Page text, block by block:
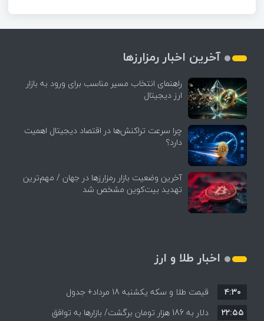
آخرین اخبار رمزارزها
راهنمای انتخاب مسیر مناسب برای ورود به بازار
ارز دیجیتال
چرا سرعت تراکنش‌ها در اقتصاد دیجیتال اهمیت
دارد؟
آخرین وضعیت بازار رمزارزها در جهان / مهم‌ترین
تهدید بیت‌کوین مشخص شد
اخبار طلا و ارز
قیمت طلا و سکه یکشنبه 18 مرداد+ جدول
۴:۳۰
دلار به 186 هزار تومان برگشت/ بازارها به توافق
۲۲:۵۵